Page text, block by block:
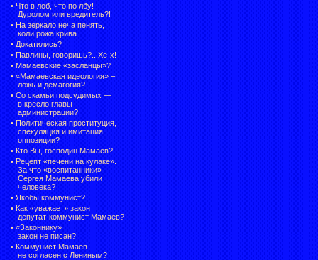
• Что в лоб, что по лбу!
Дуролом или вредитель?!
• На зеркало неча пенять,
коли рожа крива
• Докатились?
• Павлины, говоришь?.. Хе-х!
• Мамаевские «засланцы»?
• «Мамаевская идеология» –
ложь и демагогия?
• Со скамьи подсудимых —
в кресло главы
администрации?
• Политическая проституция,
спекуляция и имитация
оппозиции?
• Кто Вы, господин Мамаев?
• Рецепт «печени на кулаке».
За что «воспитанники»
Сергея Мамаева убили
человека?
• Якобы коммунист?
• Как «уважает» закон
депутат-коммунист Мамаев?
• «Законнику»
закон не писан?
• Коммунист Мамаев
не согласен с Лениным?